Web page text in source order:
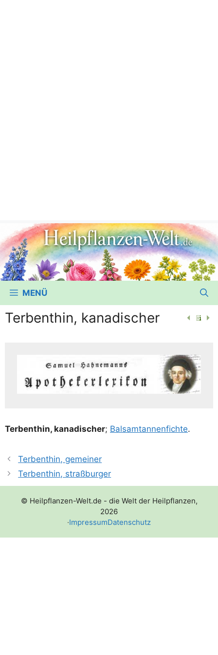
MENÜ
Terbenthin, kanadischer
Ter­ben­thin, kana­di­scher; Bal­sam­tan­nen­fich­te.
Terbenthin, gemeiner
Terbenthin, straßburger
© Heilpflanzen-Welt.de - die Welt der Heilpflanzen,
2026
·ImpressumDatenschutz